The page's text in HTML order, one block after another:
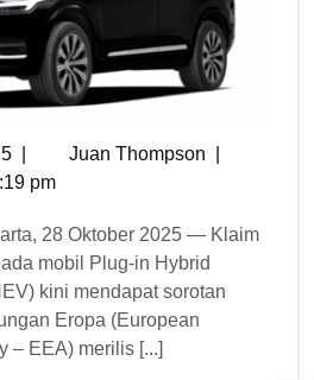
Juan Thompson
pm
mobil Plug-in Hybrid
kini mendapat sorotan
Eropa (European
– EEA) merilis [...]